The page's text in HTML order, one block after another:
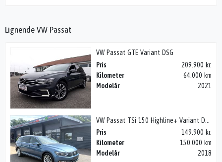
Lignende VW Passat
VW Passat GTE Variant DSG
Pris
209.900 kr.
Kilometer
64.000 km
Modelår
2021
Pris
149.900 kr.
Kilometer
150.000 km
Modelår
2018